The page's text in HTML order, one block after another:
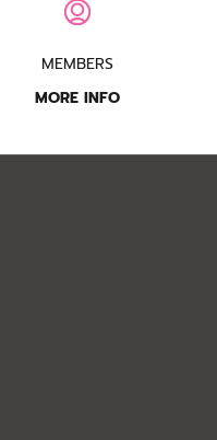
MEMBERS
MORE INFO